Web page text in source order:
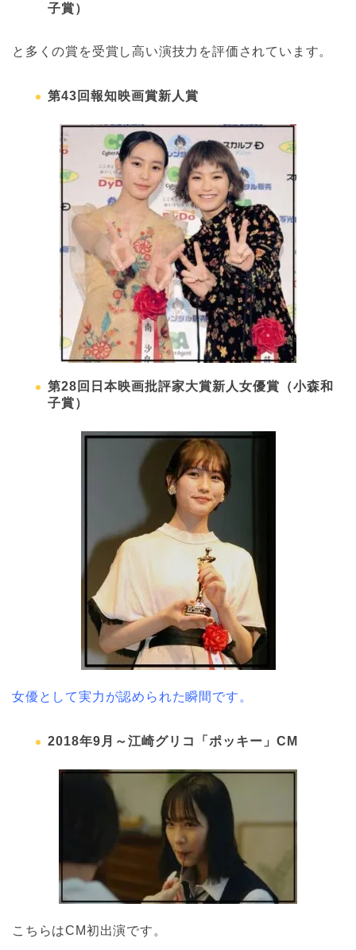
子賞）
と多くの賞を受賞し高い演技力を評価されています。
第43回報知映画賞新人賞
第28回日本映画批評家大賞新人女優賞（小森和
子賞）
女優として実力が認められた瞬間です。
2018年9月～江崎グリコ「ポッキー」CM
こちらはCM初出演です。